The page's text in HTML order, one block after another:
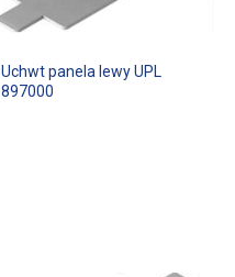
Uchwt panela lewy UPL
897000